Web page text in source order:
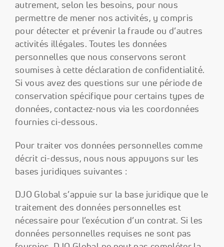
autrement, selon les besoins, pour nous
permettre de mener nos activités, y compris
pour détecter et prévenir la fraude ou d’autres
activités illégales. Toutes les données
personnelles que nous conservons seront
soumises à cette déclaration de confidentialité.
Si vous avez des questions sur une période de
conservation spécifique pour certains types de
données, contactez-nous via les coordonnées
fournies ci-dessous.
Pour traiter vos données personnelles comme
décrit ci-dessus, nous nous appuyons sur les
bases juridiques suivantes :
DJO Global s’appuie sur la base juridique que le
traitement des données personnelles est
nécessaire pour l’exécution d’un contrat. Si les
données personnelles requises ne sont pas